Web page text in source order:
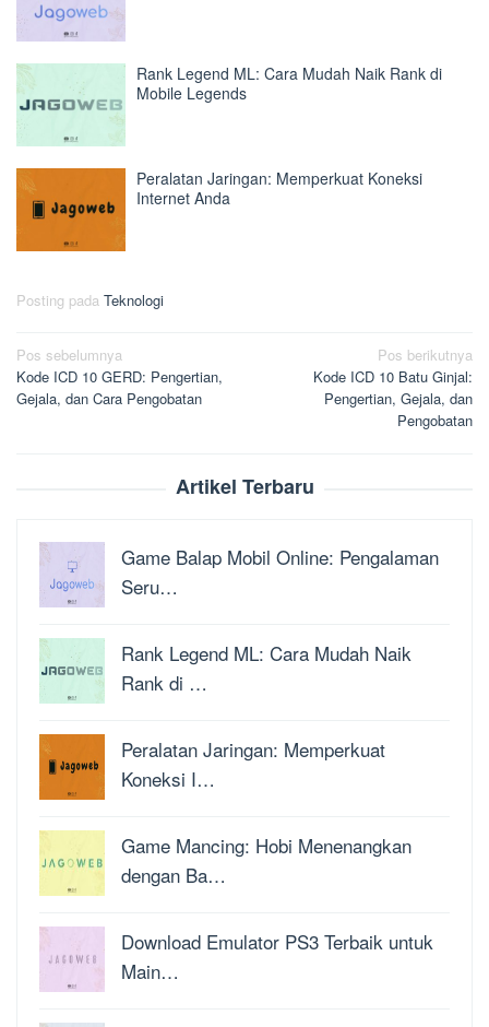
Rank Legend ML: Cara Mudah Naik Rank di
Mobile Legends
Peralatan Jaringan: Memperkuat Koneksi
Internet Anda
Posting pada Teknologi
Navigasi
pos
Pos sebelumnya
Kode ICD 10 GERD: Pengertian,
Gejala, dan Cara Pengobatan
Pos berikutnya
Kode ICD 10 Batu Ginjal:
Pengertian, Gejala, dan
Pengobatan
Artikel Terbaru
Game Balap Mobil Online: Pengalaman
Seru…
Rank Legend ML: Cara Mudah Naik
Rank di …
Peralatan Jaringan: Memperkuat
Koneksi I…
Game Mancing: Hobi Menenangkan
dengan Ba…
Download Emulator PS3 Terbaik untuk
Main…